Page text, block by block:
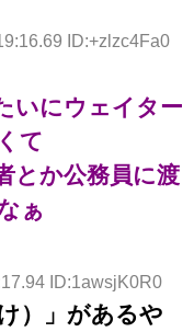
ID:+zlzc4Fa0
いにウェイター
て
とか公務員に渡
ぁ
ID:1awsjK0R0
）」があるや